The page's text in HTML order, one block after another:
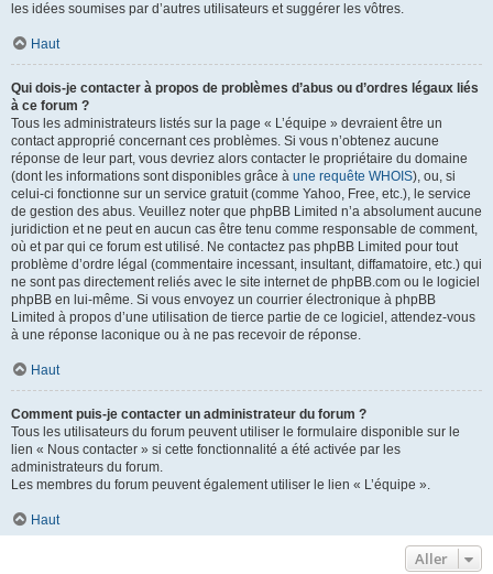
les idées soumises par d’autres utilisateurs et suggérer les vôtres.
Haut
Qui dois-je contacter à propos de problèmes d’abus ou d’ordres légaux liés
à ce forum ?
Tous les administrateurs listés sur la page « L’équipe » devraient être un
contact approprié concernant ces problèmes. Si vous n’obtenez aucune
réponse de leur part, vous devriez alors contacter le propriétaire du domaine
(dont les informations sont disponibles grâce à une requête WHOIS), ou, si
celui-ci fonctionne sur un service gratuit (comme Yahoo, Free, etc.), le service
de gestion des abus. Veuillez noter que phpBB Limited n’a absolument aucune
juridiction et ne peut en aucun cas être tenu comme responsable de comment,
où et par qui ce forum est utilisé. Ne contactez pas phpBB Limited pour tout
problème d’ordre légal (commentaire incessant, insultant, diffamatoire, etc.) qui
ne sont pas directement reliés avec le site internet de phpBB.com ou le logiciel
phpBB en lui-même. Si vous envoyez un courrier électronique à phpBB
Limited à propos d’une utilisation de tierce partie de ce logiciel, attendez-vous
à une réponse laconique ou à ne pas recevoir de réponse.
Haut
Comment puis-je contacter un administrateur du forum ?
Tous les utilisateurs du forum peuvent utiliser le formulaire disponible sur le
lien « Nous contacter » si cette fonctionnalité a été activée par les
administrateurs du forum.
Les membres du forum peuvent également utiliser le lien « L’équipe ».
Haut
Aller